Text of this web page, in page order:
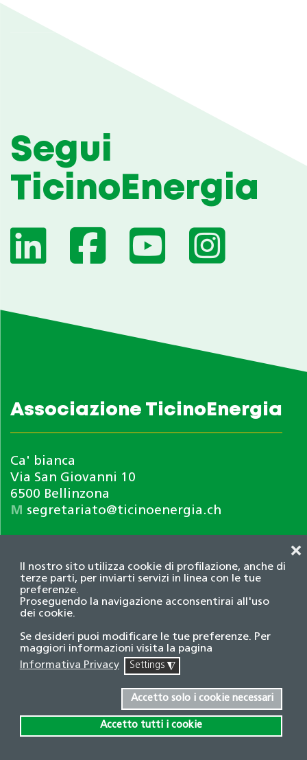
Il nostro sito utilizza cookie di profilazione, anche di
terze parti, per inviarti servizi in linea con le tue
preferenze.
Proseguendo la navigazione acconsentirai all'uso
dei cookie.
Se desideri puoi modificare le tue preferenze. Per
maggiori informazioni visita la pagina
Informativa Privacy
Settings ◮
Accetto solo i cookie necessari
Accetto tutti i cookie
❌
Segui
TicinoEnergia
Associazione TicinoEnergia
Ca' bianca
Via San Giovanni 10
6500 Bellinzona
M segretariato@ticinoenergia.ch
Informativa privacy
© 2026 Associazione TicinoEnergia. Tutti i diritti
riservati.